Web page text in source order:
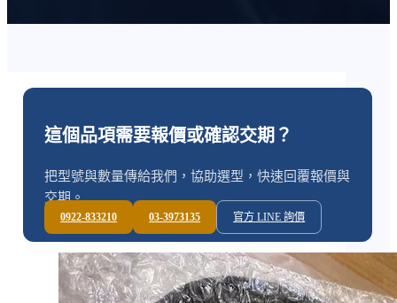
這個品項需要報價或確認交期？
把型號與數量傳給我們，協助選型，快速回覆報價與
交期。
0922-833210 03-3973135 官方 LINE 詢價